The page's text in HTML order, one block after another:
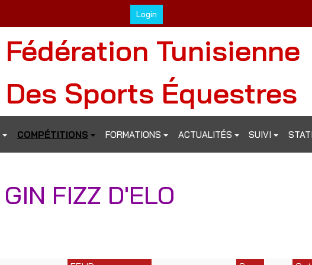
Login
Fédération Tunisienne
Des Sports Équestres
COMPÉTITIONS FORMATIONS ACTUALITÉS SUIVI
GIN FIZZ D'ELO